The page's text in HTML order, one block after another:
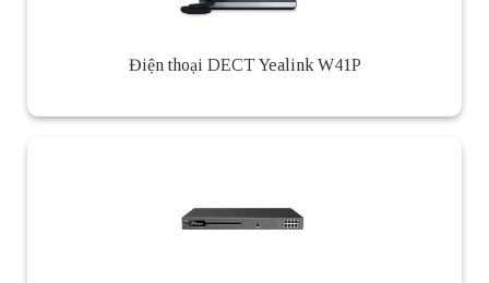
Điện thoại DECT Yealink W41P